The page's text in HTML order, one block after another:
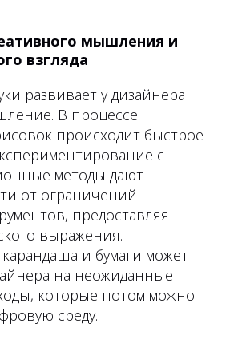
мышления и
взгляда
развивает у дизайнера
В процессе
происходит быстрое
с
методы дают
от ограничений
предоставляя
выражения.
и бумаги может
на неожиданные
которые потом можно
среду.